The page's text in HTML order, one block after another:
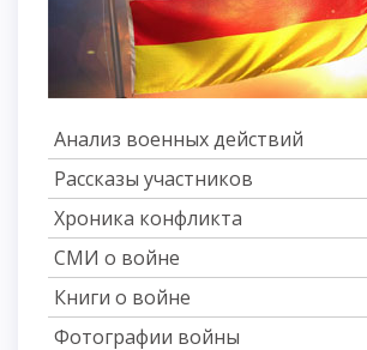
Анализ военных действий
Рассказы участников
Хроника конфликта
СМИ о войне
Книги о войне
Фотографии войны